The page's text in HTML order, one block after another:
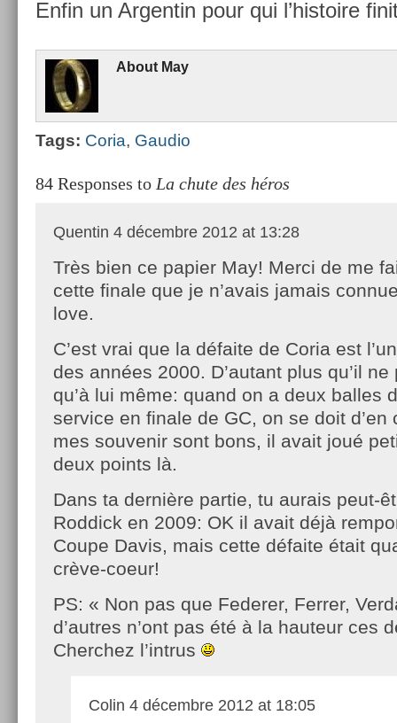
Enfin un Ar­gentin pour qui l’his­toire
About May
Tags: Coria, Gaudio
84 Responses to La chute des héros
Quentin 4 décembre 2012 at 13:28
Très bien ce papier May! Merci de me
cette finale que je n’avais jamais
love.
C’est vrai que la défaite de Coria est
des années 2000. D’autant plus qu’il ne
qu’à lui même: quand on a deux balles
service en finale de GC, on se doit d’en
mes souvenir sont bons, il avait joué
deux points là.
Dans ta dernière partie, tu aurais peut-
Roddick en 2009: OK il avait déjà
Coupe Davis, mais cette défaite était
crève-coeur!
PS: « Non pas que Federer, Ferrer,
d’autres n’ont pas été à la hauteur ces
Cherchez l’intrus
Colin 4 décembre 2012 at 18:05